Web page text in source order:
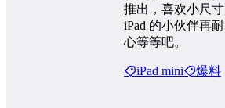
推出，喜欢小尺寸
iPad 的小伙伴再耐
心等等吧。
iPad mini 爆料